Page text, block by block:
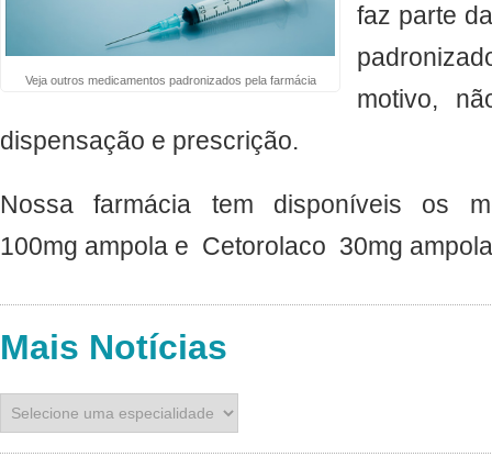
Veja outros medicamentos padronizados pela farmácia
faz parte
motivo,
dispensação e prescrição.
Nossa farmácia tem disponíveis os
100mg ampola e Cetorolaco 30mg
Mais Notícias